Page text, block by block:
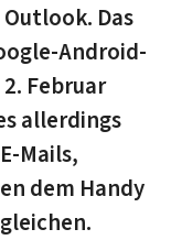
Das
Android-
Februar
allerdings
Mails,
dem Handy